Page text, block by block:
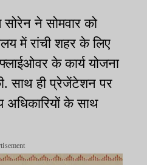
ने सोमवार को
में रांची शहर के लिए
के कार्य योजना
साथ ही प्रेजेंटेशन पर
अधिकारियों के साथ